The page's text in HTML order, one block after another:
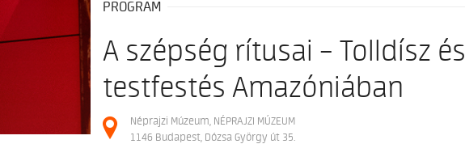
PROGRAM
A szépség rítusai – Tolldísz és
testfestés Amazóniában
Néprajzi Múzeum, NÉPRAJZI MÚZEUM
1146 Budapest, Dózsa György út 35.